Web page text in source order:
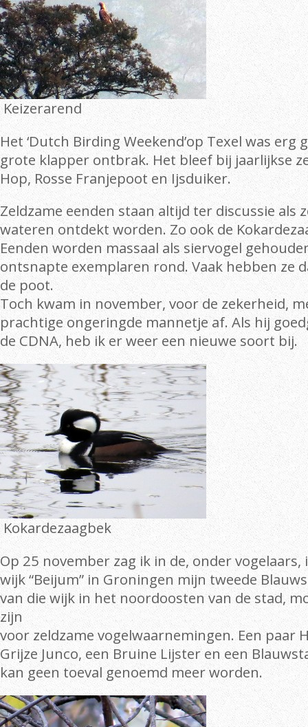
Keizerarend
Het ‘Dutch Birding Weekend’op Texel was erg
grote klapper ontbrak. Het bleef bij jaarlijkse
Hop, Rosse Franjepoot en Ijsduiker.
Zeldzame eenden staan altijd ter discussie als
wateren ontdekt worden. Zo ook de
Eenden worden massaal als siervogel
ontsnapte exemplaren rond. Vaak hebben ze
de poot.
Toch kwam in november, voor de zekerheid,
prachtige ongeringde mannetje af. Als hij
de CDNA, heb ik er weer een nieuwe soort bij.
Kokardezaagbek
Op 25 november zag ik in de, onder
wijk “Beijum” in Groningen mijn tweede
van die wijk in het noordoosten van de stad,
zijn
voor zeldzame vogelwaarnemingen. Een paar
Grijze Junco, een Bruine Lijster en een
kan geen toeval genoemd meer worden.